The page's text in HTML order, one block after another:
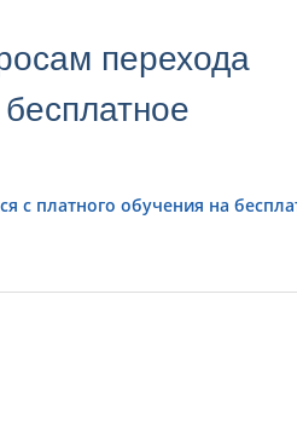
перехода
с платного обучения на